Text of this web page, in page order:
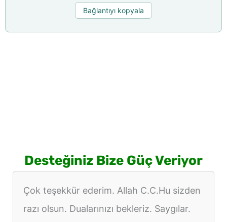
Bağlantıyı kopyala
Desteğiniz Bize Güç Veriyor
Çok teşekkür ederim. Allah C.C.Hu sizden
razı olsun. Dualarınızı bekleriz. Saygılar.